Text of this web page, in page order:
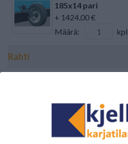
185x14 pari
+ 1424,00 €
Määrä:
kpl
Rahti
Määrä:
kpl